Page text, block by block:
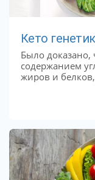
Кето
Было доказано,
содержанием
жиров и